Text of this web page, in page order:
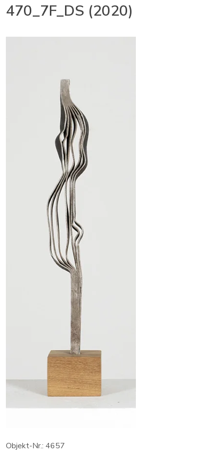
470_7F_DS (2020)
Objekt-Nr.: 4657